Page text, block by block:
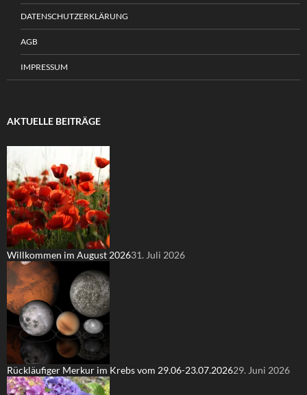
DATENSCHUTZERKLÄRUNG
AGB
IMPRESSUM
AKTUELLE BEITRÄGE
Willkommen im August 202631. Juli 2026
Rückläufiger Merkur im Krebs vom 29.06-23.07.202629. Juni 2026